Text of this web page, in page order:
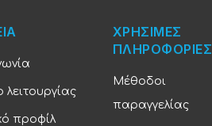
προφίλ
ΧΡΗΣΙΜΕΣ
ΠΛΗΡΟΦΟΡΙΕΣ
Μέθοδοι
παραγγελίας